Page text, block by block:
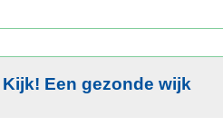
Kijk! Een gezonde wijk